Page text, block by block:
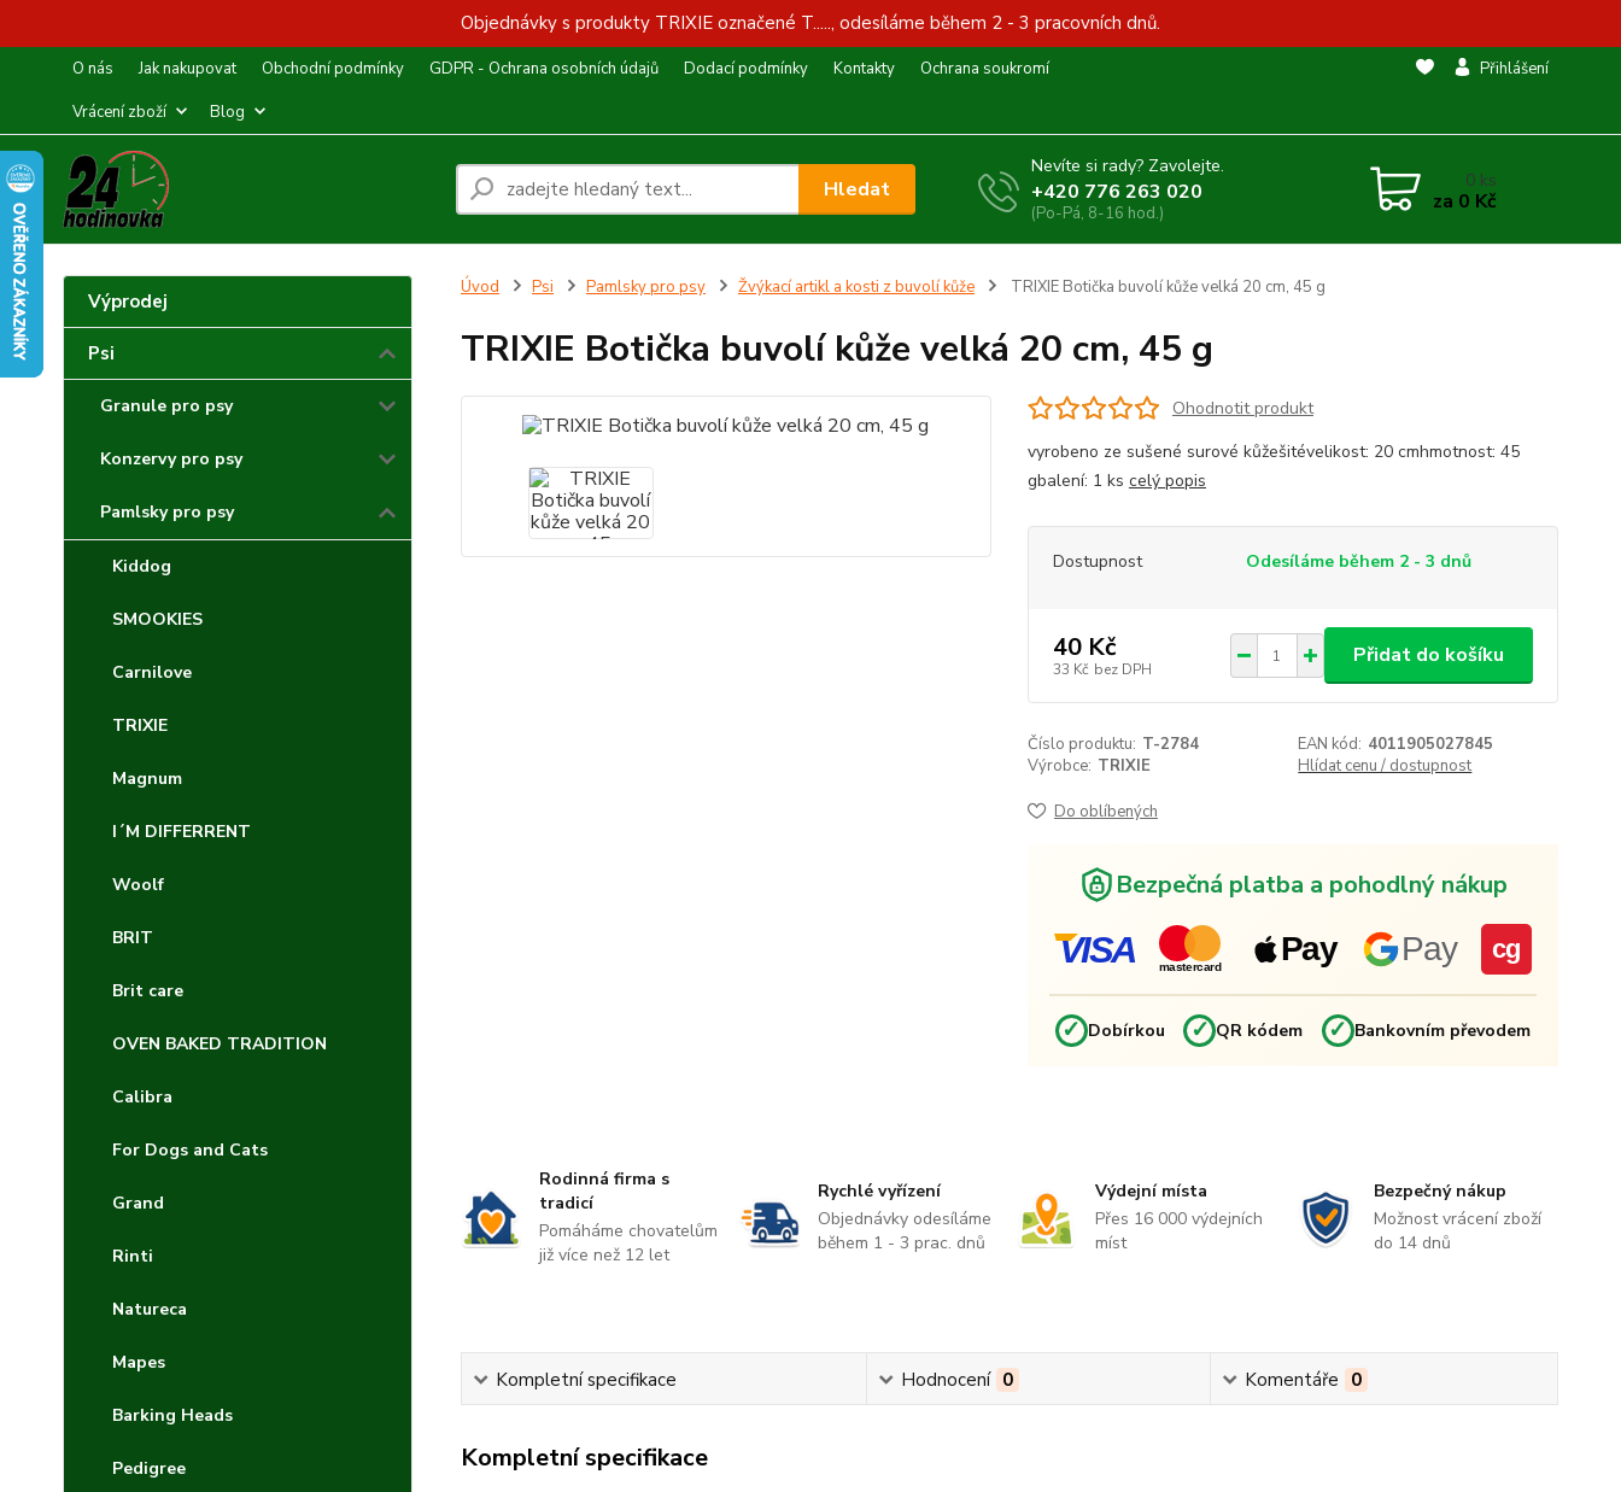
Objednávky s produkty TRIXIE označené T....., odesíláme během 2 - 3 pracovních dnů.
O nás Jak nakupovat Obchodní podmínky GDPR - Ochrana osobních údajů Dodací podmínky Kontakty
Ochrana soukromí
Vrácení zboží
Blog
Přihlášení
Hledat
Nevíte si rady? Zavolejte.
+420 776 263 020
(Po-Pá, 8-16 hod.)
0 ks
za 0 Kč
Výprodej
Psi
Granule pro psy
Konzervy pro psy
Pamlsky pro psy
Kiddog
SMOOKIES
Carnilove
TRIXIE
Magnum
I´M DIFFERRENT
Woolf
BRIT
Brit care
OVEN BAKED TRADITION
Calibra
For Dogs and Cats
Grand
Rinti
Natureca
Mapes
Barking Heads
Pedigree
Úvod Psi Pamlsky pro psy Žvýkací artikl a kosti z buvolí kůže TRIXIE Botička buvolí kůže velká 20 cm, 45 g
TRIXIE Botička buvolí kůže velká 20 cm, 45 g
Ohodnotit produkt
vyrobeno ze sušené surové kůžešitévelikost: 20 cmhmotnost: 45
gbalení: 1 ks celý popis
Dostupnost Odesíláme během 2 - 3 dnů
40 Kč
33 Kč bez DPH
Přidat do košíku
Číslo produktu: T-2784 EAN kód: 4011905027845
Výrobce: TRIXIE Hlídat cenu / dostupnost
Do oblíbených
Bezpečná platba a pohodlný nákup
VISA mastercard Pay Pay cg
✓ Dobírkou ✓ QR kódem ✓ Bankovním převodem
Rodinná firma s
tradicí
Pomáháme chovatelům
již více než 12 let
Rychlé vyřízení
Objednávky odesíláme
během 1 - 3 prac. dnů
Výdejní místa
Přes 16 000 výdejních
míst
Bezpečný nákup
Možnost vrácení zboží
do 14 dnů
Kompletní specifikace Hodnocení 0 Komentáře 0
Kompletní specifikace